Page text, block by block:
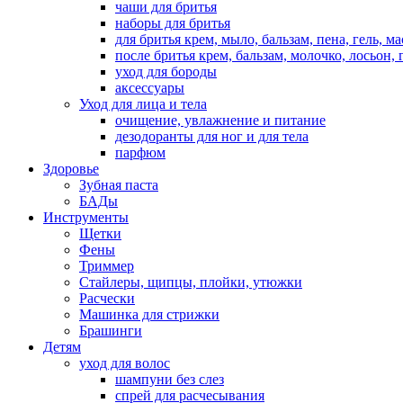
чаши для бритья
наборы для бритья
для бритья крем, мыло, бальзам, пена, гель,
после бритья крем, бальзам, молочко, лосьон,
уход для бороды
аксессуары
Уход для лица и тела
очищение, увлажнение и питание
дезодоранты для ног и для тела
парфюм
Здоровье
Зубная паста
БАДы
Инструменты
Щетки
Фены
Триммер
Стайлеры, щипцы, плойки, утюжки
Расчески
Машинка для стрижки
Брашинги
Детям
уход для волос
шампуни без слез
спрей для расчесывания